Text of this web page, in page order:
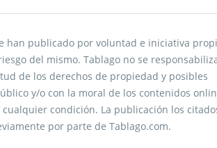
han publicado por voluntad e iniciativa
del mismo. Tablago no se
de los derechos de propiedad y posibles
y/o con la moral de los contenidos
condición. La publicación los
por parte de Tablago.com.